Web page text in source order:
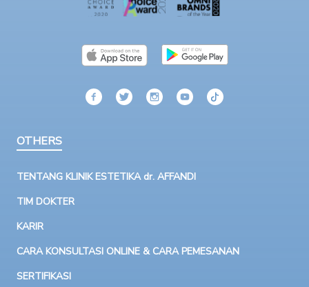
OTHERS
TENTANG KLINIK ESTETIKA dr. AFFANDI
TIM DOKTER
KARIR
CARA KONSULTASI ONLINE & CARA PEMESANAN
SERTIFIKASI